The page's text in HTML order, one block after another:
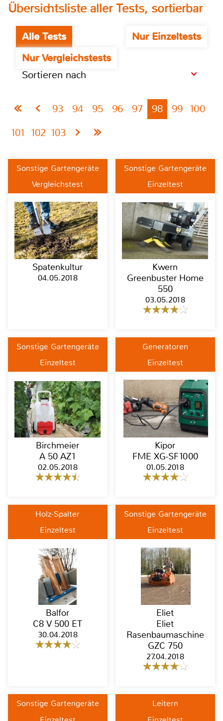
Übersichtsliste aller Tests, sortierbar
Alle Tests
Nur Einzeltests
Nur Vergleichstests
Sortieren nach
93 94 95 96 97 98 99 100
101 102 103
Sonstige Gartengeräte
Vergleichstest
Spatenkultur
04.05.2018
Sonstige Gartengeräte
Einzeltest
Kwern
Greenbuster Home
550
03.05.2018
Sonstige Gartengeräte
Einzeltest
Birchmeier
A 50 AZ1
02.05.2018
Generatoren
Einzeltest
Kipor
FME XG-SF1000
01.05.2018
Holz-Spalter
Einzeltest
Balfor
C8 V 500 ET
30.04.2018
Sonstige Gartengeräte
Einzeltest
Eliet
Eliet
Rasenbaumaschine
GZC 750
27.04.2018
Sonstige Gartengeräte
Leitern